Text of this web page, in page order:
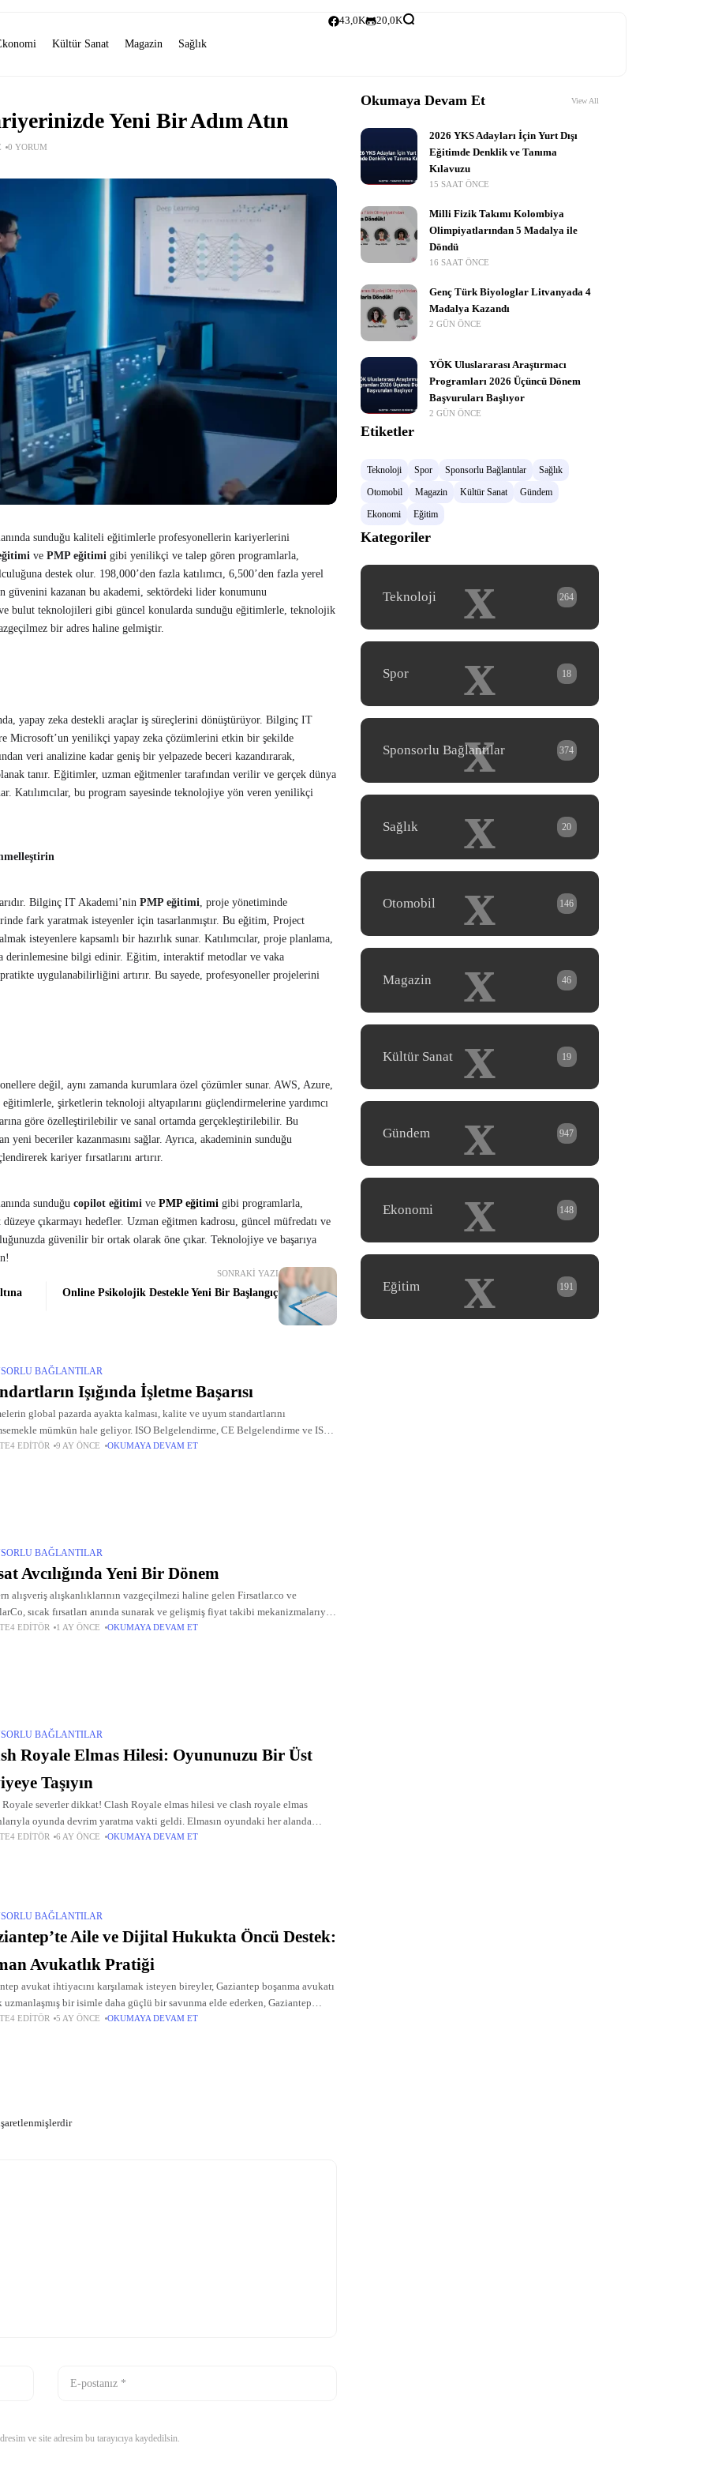
Kültür Sanat Magazin Sağlık
43,0K 20,0K
Yeni Bir Adım Atın
0 YORUM
sunduğu kaliteli eğitimlerle profesyonellerin kariyerlerini
ve PMP eğitimi gibi yenilikçi ve talep gören programlarla,
destek olur. 198,000’den fazla katılımcı, 6,500’den fazla yerel
güvenini kazanan bu akademi, sektördeki lider konumunu
bulut teknolojileri gibi güncel konularda sunduğu eğitimlerle, teknolojik
bir adres haline gelmiştir.
yapay zeka destekli araçlar iş süreçlerini dönüştürüyor. Bilginç IT
Microsoft’un yenilikçi yapay zeka çözümlerini etkin bir şekilde
veri analizine kadar geniş bir yelpazede beceri kazandırarak,
tanır. Eğitimler, uzman eğitmenler tarafından verilir ve gerçek dünya
Katılımcılar, bu program sayesinde teknolojiye yön veren yenilikçi
Bilginç IT Akademi’nin PMP eğitimi, proje yönetiminde
fark yaratmak isteyenler için tasarlanmıştır. Bu eğitim, Project
isteyenlere kapsamlı bir hazırlık sunar. Katılımcılar, proje planlama,
bilgi edinir. Eğitim, interaktif metodlar ve vaka
uygulanabilirliğini artırır. Bu sayede, profesyoneller projelerini
değil, aynı zamanda kurumlara özel çözümler sunar. AWS, Azure,
şirketlerin teknoloji altyapılarını güçlendirmelerine yardımcı
göre özelleştirilebilir ve sanal ortamda gerçekleştirilebilir. Bu
yeni beceriler kazanmasını sağlar. Ayrıca, akademinin sunduğu
kariyer fırsatlarını artırır.
sunduğu copilot eğitimi ve PMP eğitimi gibi programlarla,
çıkarmayı hedefler. Uzman eğitmen kadrosu, güncel müfredatı ve
güvenilir bir ortak olarak öne çıkar. Teknolojiye ve başarıya
SONRAKI YAZI
Online Psikolojik Destekle Yeni Bir Başlangıç
BAĞLANTILAR
Işığında İşletme Başarısı
global pazarda ayakta kalması, kalite ve uyum standartlarını
mümkün hale geliyor. ISO Belgelendirme, CE Belgelendirme ve ISO
bu yolculuğun temel taşları olarak öne çıkıyor. Bu belgeler,
EDITÖR 9 AY ÖNCE OKUMAYA DEVAM ET
BAĞLANTILAR
Avcılığında Yeni Bir Dönem
alışveriş alışkanlıklarının vazgeçilmezi haline gelen Firsatlar.co ve
sıcak fırsatları anında sunarak ve gelişmiş fiyat takibi mekanizmalarıyla
büyük kolaylık sağlıyor. Bu platformlar, Amazon, Trendyol,
EDITÖR 1 AY ÖNCE OKUMAYA DEVAM ET
BAĞLANTILAR
Royale Elmas Hilesi: Oyununuzu Bir Üst
Taşıyın
Royale severler dikkat! Clash Royale elmas hilesi ve clash royale elmas
oyunda devrim yaratma vakti geldi. Elmasın oyundaki her alanda
olduğu düşünüldüğünde, bu kaynakları bolca elde etmek
EDITÖR 6 AY ÖNCE OKUMAYA DEVAM ET
BAĞLANTILAR
Aile ve Dijital Hukukta Öncü Destek:
Avukatlık Pratiği
avukat ihtiyacını karşılamak isteyen bireyler, Gaziantep boşanma avukatı
uzmanlaşmış bir isimle daha güçlü bir savunma elde ederken, Gaziantep
avukatı desteğiyle dijital tehditlere karşı da güvende hisseder. Avukat
EDITÖR 5 AY ÖNCE OKUMAYA DEVAM ET
ve site adresim bu tarayıcıya kaydedilsin.
Okumaya Devam Et View All
2026 YKS Adayları İçin Yurt Dışı
Eğitimde Denklik ve Tanıma
Kılavuzu
15 SAAT ÖNCE
Milli Fizik Takımı Kolombiya
Olimpiyatlarından 5 Madalya ile
Döndü
16 SAAT ÖNCE
Genç Türk Biyologlar Litvanyada 4
Madalya Kazandı
2 GÜN ÖNCE
YÖK Uluslararası Araştırmacı
Programları 2026 Üçüncü Dönem
Başvuruları Başlıyor
2 GÜN ÖNCE
Etiketler
Teknoloji Spor Sponsorlu Bağlantılar
Sağlık
Otomobil
Magazin Kültür Sanat
Gündem
Ekonomi
Eğitim
Kategoriler
x
Teknoloji 264
x
Spor 18
x
Sponsorlu Bağlantılar 374
x
Sağlık 20
x
Otomobil 146
x
Magazin 46
x
Kültür Sanat 19
x
Gündem 947
x
Ekonomi 148
x
Eğitim 191